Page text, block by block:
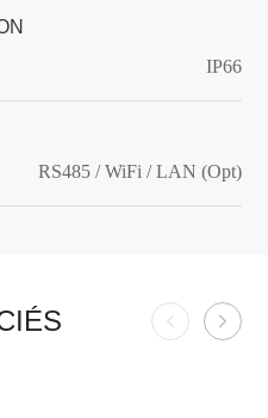
IP66
RS485 / WiFi / LAN (Opt)